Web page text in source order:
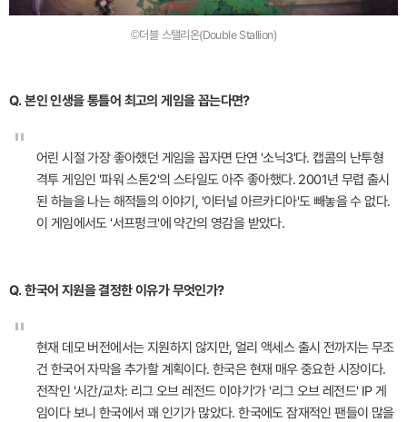
©더블 스탤리온(Double Stallion)
Q. 본인 인생을 통틀어 최고의 게임을 꼽는다면?
"
어린 시절 가장 좋아했던 게임을 꼽자면 단연 '소닉3'다. 캡콤의 난투형
격투 게임인 '파워 스톤2'의 스타일도 아주 좋아했다. 2001년 무렵 출시
된 하늘을 나는 해적들의 이야기, '이터널 아르카디아'도 빼놓을 수 없다.
이 게임에서도 '서프펑크'에 약간의 영감을 받았다.
Q. 한국어 지원을 결정한 이유가 무엇인가?
"
현재 데모 버전에서는 지원하지 않지만, 얼리 액세스 출시 전까지는 무조
건 한국어 자막을 추가할 계획이다. 한국은 현재 매우 중요한 시장이다.
전작인 '시간/교차: 리그 오브 레전드 이야기'가 '리그 오브 레전드' IP 게
임이다 보니 한국에서 꽤 인기가 많았다. 한국에도 잠재적인 팬들이 많을